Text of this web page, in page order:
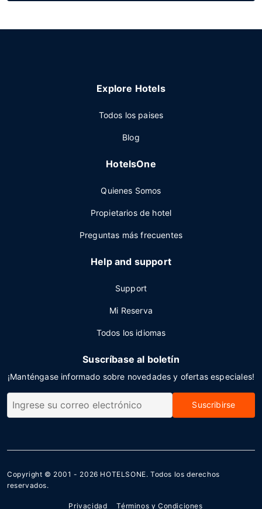
Explore Hotels
Todos los paises
Blog
HotelsOne
Quienes Somos
Propietarios de hotel
Preguntas más frecuentes
Help and support
Support
Mi Reserva
Todos los idiomas
Suscríbase al boletín
¡Manténgase informado sobre novedades y ofertas especiales!
Suscribirse
Copyright © 2001 - 2026 HOTELSONE. Todos los derechos
reservados.
Privacidad Términos y Condiciones